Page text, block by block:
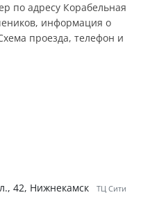
по адресу Корабельная
информация о
проезда, телефон и
42, Нижнекамск
ТЦ Сити